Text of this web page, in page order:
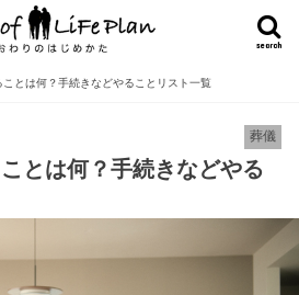
search
とは何？手続きなどやることリスト一覧
葬儀
とは何？手続きなどやる